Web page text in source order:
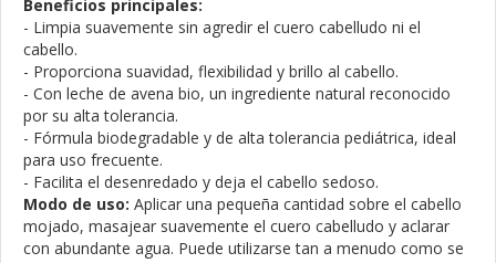
Beneficios principales:
- Limpia suavemente sin agredir el cuero cabelludo ni el
cabello.
- Proporciona suavidad, flexibilidad y brillo al cabello.
- Con leche de avena bio, un ingrediente natural reconocido
por su alta tolerancia.
- Fórmula biodegradable y de alta tolerancia pediátrica, ideal
para uso frecuente.
- Facilita el desenredado y deja el cabello sedoso.
Modo de uso: Aplicar una pequeña cantidad sobre el cabello
mojado, masajear suavemente el cuero cabelludo y aclarar
con abundante agua. Puede utilizarse tan a menudo como se